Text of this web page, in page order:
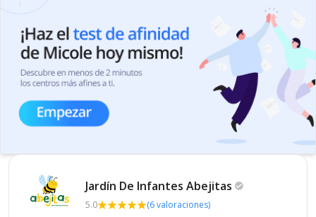
Jardín De Infantes Abejitas
5.0 (6 valoraciones)